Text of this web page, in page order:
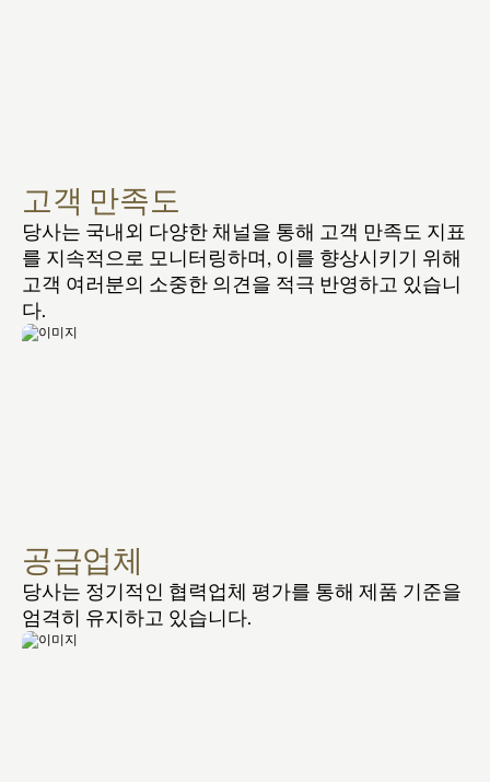
고객 만족도
당사는 국내외 다양한 채널을 통해 고객 만족도 지표
를 지속적으로 모니터링하며, 이를 향상시키기 위해
고객 여러분의 소중한 의견을 적극 반영하고 있습니
다.
공급업체
당사는 정기적인 협력업체 평가를 통해 제품 기준을
엄격히 유지하고 있습니다.